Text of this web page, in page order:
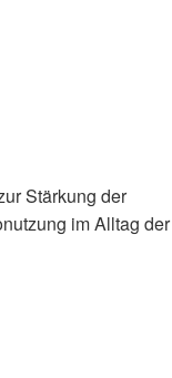
Stärkung der
im Alltag der